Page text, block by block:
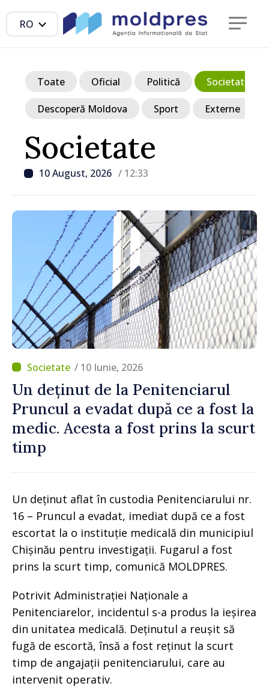
RO
Societate
10 August, 2026 / 12:33
Toate Oficial Politică Societate
Descoperă Moldova Sport Externe
/ 10 Iunie, 2026
Un deținut de la Penitenciarul
Pruncul a evadat după ce a fost la
medic. Acesta a fost prins la scurt
timp
Un deținut aflat în custodia Penitenciarului nr.
16 – Pruncul a evadat, imediat după ce a fost
escortat la o instituție medicală din municipiul
Chișinău pentru investigații. Fugarul a fost
prins la scurt timp, comunică MOLDPRES.
Potrivit Administrației Naționale a
Penitenciarelor, incidentul s-a produs la ieșirea
din unitatea medicală. Deținutul a reușit să
fugă de escortă, însă a fost reținut la scurt
timp de angajații penitenciarului, care au
intervenit operativ.